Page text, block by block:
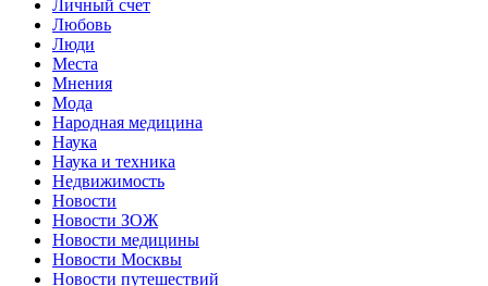
Личный счет
Любовь
Люди
Места
Мнения
Мода
Народная медицина
Наука
Наука и техника
Недвижимость
Новости
Новости ЗОЖ
Новости медицины
Новости Москвы
Новости путешествий